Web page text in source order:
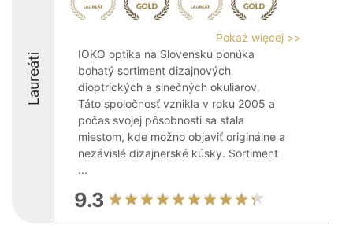
Laureáti
Pokaż więcej >>
IOKO optika na Slovensku ponúka
bohatý sortiment dizajnových
dioptrických a slnečných okuliarov.
Táto spoločnosť vznikla v roku 2005 a
počas svojej pôsobnosti sa stala
miestom, kde možno objaviť originálne a
nezávislé dizajnerské kúsky. Sortiment
...
9.3